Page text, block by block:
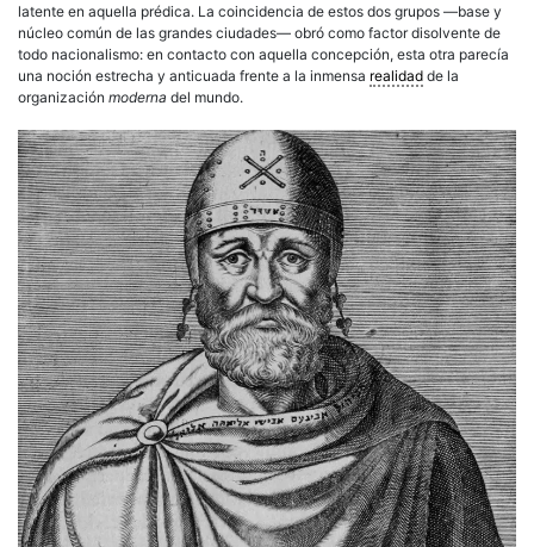
latente en aquella prédica. La coincidencia de estos dos grupos —base y
núcleo común de las grandes ciudades— obró como factor disolvente de
todo nacionalismo: en contacto con aquella concepción, esta otra parecía
una noción estrecha y anticuada frente a la inmensa realidad de la
organización moderna del mundo.